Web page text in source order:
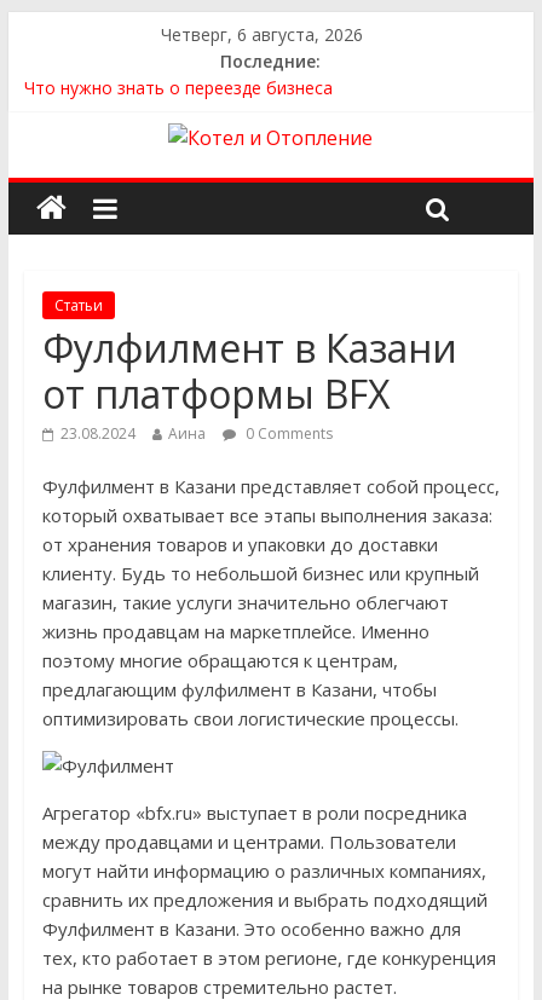
Четверг, 6 августа, 2026
Последние:
Что нужно знать о переезде бизнеса
Как выбрать сантехнику и отопление для дома в
Как найти идеальный каркасный дом для жизни за городом
и не ошибиться в выборе
Статьи
Фулфилмент в Казани
от платформы BFX
23.08.2024 Аина 0 Comments
Фулфилмент в Казани представляет собой процесс,
который охватывает все этапы выполнения заказа:
от хранения товаров и упаковки до доставки
клиенту. Будь то небольшой бизнес или крупный
магазин, такие услуги значительно облегчают
жизнь продавцам на маркетплейсе. Именно
поэтому многие обращаются к центрам,
предлагающим фулфилмент в Казани, чтобы
оптимизировать свои логистические процессы.
Агрегатор «bfx.ru» выступает в роли посредника
между продавцами и центрами. Пользователи
могут найти информацию о различных компаниях,
сравнить их предложения и выбрать подходящий
Фулфилмент в Казани. Это особенно важно для
тех, кто работает в этом регионе, где конкуренция
на рынке товаров стремительно растет.